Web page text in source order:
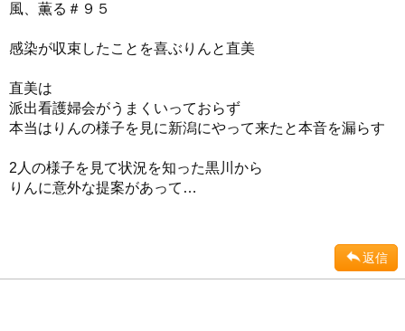
風、薫る＃９５
感染が収束したことを喜ぶりんと直美
直美は
派出看護婦会がうまくいっておらず
本当はりんの様子を見に新潟にやって来たと本音を漏らす
2人の様子を見て状況を知った黒川から
りんに意外な提案があって…
返信